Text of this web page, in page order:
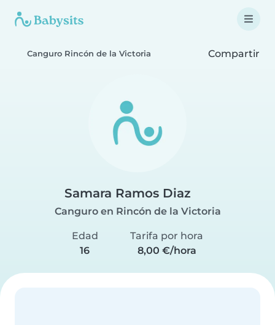
Canguro Rincón de la Victoria Compartir
Samara Ramos Diaz
Canguro en Rincón de la Victoria
Edad
16
Tarifa por hora
8,00 €/hora